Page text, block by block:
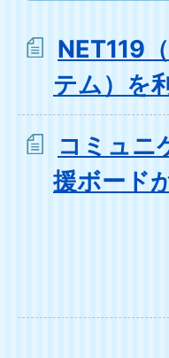
NET119
テム）を
コミュニ
援ボード